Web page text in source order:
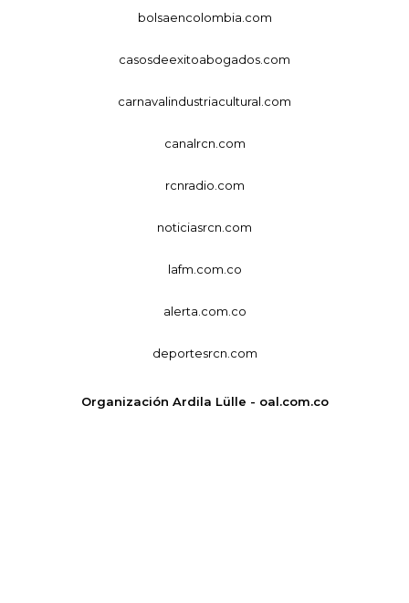
bolsaencolombia.com
casosdeexitoabogados.com
carnavalindustriacultural.com
canalrcn.com
rcnradio.com
noticiasrcn.com
lafm.com.co
alerta.com.co
deportesrcn.com
Organización Ardila Lülle - oal.com.co